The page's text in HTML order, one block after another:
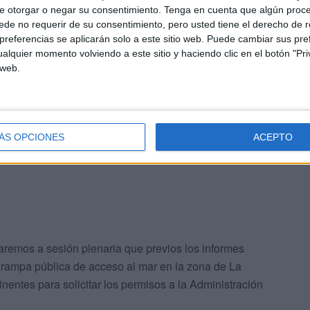
otorgar o negar su consentimiento. Tenga en cuenta que algún
no requerir de su consentimiento, pero usted tiene el derecho de
se aplicarán solo a este sitio web. Puede cambiar sus
momento volviendo a este sitio y haciendo clic en el botón
OPCIONES ACEPTO
el Ejecutivo solicitó a laDelegación del Gobiernolos
en enero de 2021 para la construcción de una
existen varias zonas donde se puede plantear la
a sesión plenaria que previos los informes
pública de acceso al mar en la zona de La
para solicitar los permisos a la Administración